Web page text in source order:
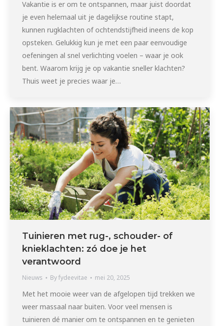
Vakantie is er om te ontspannen, maar juist doordat
je even helemaal uit je dagelijkse routine stapt,
kunnen rugklachten of ochtendstijfheid ineens de kop
opsteken. Gelukkig kun je met een paar eenvoudige
oefeningen al snel verlichting voelen – waar je ook
bent. Waarom krijg je op vakantie sneller klachten?
Thuis weet je precies waar je…
Tuinieren met rug-, schouder- of
knieklachten: zó doe je het
verantwoord
Nieuws Byfydeevitae mei 20, 2025
Met het mooie weer van de afgelopen tijd trekken we
weer massaal naar buiten. Voor veel mensen is
tuinieren dé manier om te ontspannen en te genieten